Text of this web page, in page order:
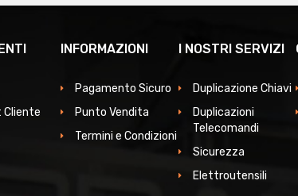
Cliente
INFORMAZIONI
Pagamento Sicuro
Punto Vendita
Termini e Condizioni
I NOSTRI SERVIZI
Duplicazione Chiavi
Duplicazioni
Telecomandi
Sicurezza
Elettroutensili